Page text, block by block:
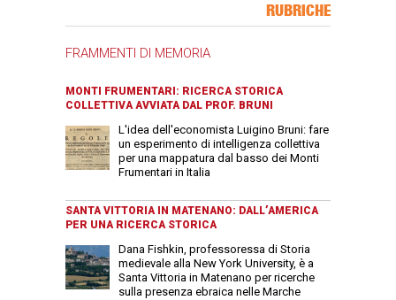
RUBRICHE
FRAMMENTI DI MEMORIA
MONTI FRUMENTARI: RICERCA STORICA
COLLETTIVA AVVIATA DAL PROF. BRUNI
L'idea dell'economista Luigino Bruni: fare
un esperimento di intelligenza collettiva
per una mappatura dal basso dei Monti
Frumentari in Italia
SANTA VITTORIA IN MATENANO: DALL’AMERICA
PER UNA RICERCA STORICA
Dana Fishkin, professoressa di Storia
medievale alla New York University, è a
Santa Vittoria in Matenano per ricerche
sulla presenza ebraica nelle Marche